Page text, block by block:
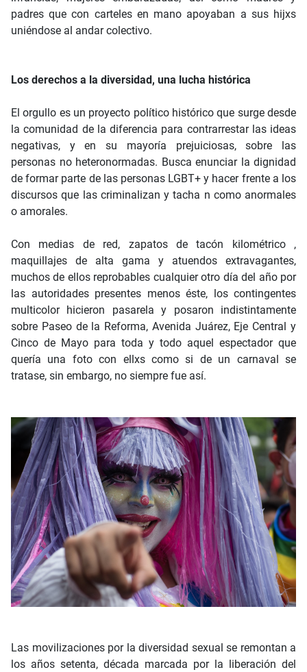
padres que con carteles en mano apoyaban a sus hijxs
uniéndose al andar colectivo.
Los derechos a la diversidad, una lucha histórica
El orgullo es un proyecto político histórico que surge desde
la comunidad de la diferencia para contrarrestar las ideas
negativas, y en su mayoría prejuiciosas, sobre las
personas no heteronormadas. Busca enunciar la dignidad
de formar parte de las personas LGBT+ y hacer frente a los
discursos que las criminalizan y tacha n como anormales
o amorales.
Con medias de red, zapatos de tacón kilométrico ,
maquillajes de alta gama y atuendos extravagantes,
muchos de ellos reprobables cualquier otro día del año por
las autoridades presentes menos éste, los contingentes
multicolor hicieron pasarela y posaron indistintamente
sobre Paseo de la Reforma, Avenida Juárez, Eje Central y
Cinco de Mayo para toda y todo aquel espectador que
quería una foto con ellxs como si de un carnaval se
tratase, sin embargo, no siempre fue así.
Las movilizaciones por la diversidad sexual se remontan a
los años setenta, década marcada por la liberación del